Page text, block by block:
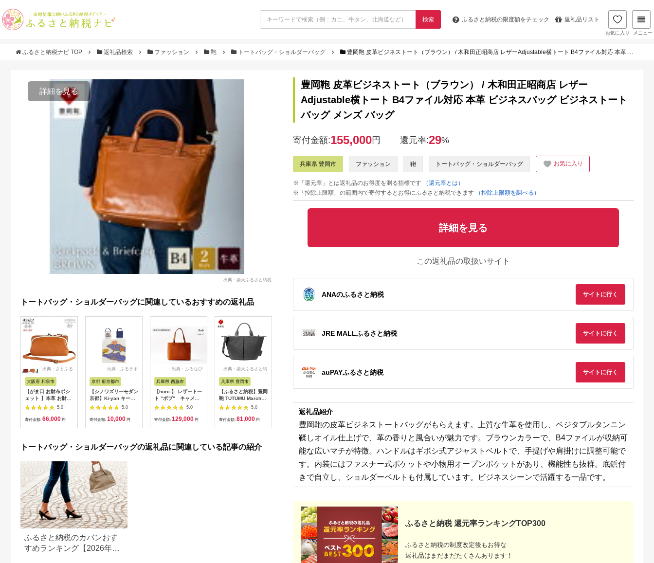
検索 ふるさと納税の限度額をチェック 返礼品リスト
お気に入り メニュー
ふるさと納税ナビ TOP 返礼品検索 ファッション 鞄 トートバッグ・ショルダーバッグ 豊岡鞄 皮革ビジネストート（ブラウン） / 木和田正昭商店 レザーAdjustable横トート B4ファイル対応 本革 ビジネスバッグ ビジネストートバッグ メンズ バッグ
詳細を見る
出典：楽天ふるさと納税
トートバッグ・ショルダーバッグに関連しているおすすめの返礼品
出典：さとふる
大阪府 和泉市
【がま口 お財布ポシ
ェット 】本革 お財布
ショルダー ショルダ
ーバッグ【aw-17nns-
CA】
5.0
寄付金額: 66,000 円
出典：ふるラボ
京都 府京都市
【シノワズリーモダン
京都】Ki-yan キーヤ
ンカットワーク刺繍
防水・撥水トートバッ
グ 蓮花・ホワイト［
トワーク刺繍 おしゃ
れ 人気 おすすめ レデ
レゼント お取り寄せ
通販 送料無料 ふるさ
と納税 ］
5.0
寄付金額: 10,000 円
出典：ふるなび
兵庫県 西脇市
【horii.】 レザートー
ト ”ボブ” キャメ
ル 129-8
5.0
寄付金額: 129,000 円
出典：楽天ふるさと納
兵庫県 豊岡市
【ふるさと納税】豊岡
鞄 TUTUMU Marche
XS SD（S3600）グ
レー / レディース ミ
ニトートバッグ ショ
5.0
寄付金額: 81,000 円
出典：ふるさとチョイ
ス
全6色【かばん ファッ
5.0
66,000
出典：楽天ふるさと納
レディース マザーズ
多収納 シンプル おし
寄付金額: 31,000
出典：ふるさとチョイ
岡山県 西粟倉村
円
出典：ふるさとチョ
大阪府 忠岡町
トートバッグ・ショルダーバッグの返礼品に関連している記事の紹介
ふるさと納税のカバンおす
すめランキング【2026年】
豊岡鞄 皮革ビジネストート（ブラウン） / 木和田正昭商店 レザー
Adjustable横トート B4ファイル対応 本革 ビジネスバッグ ビジネストート
バッグ メンズ バッグ
寄付金額:155,000円 還元率:29%
兵庫県 豊岡市 ファッション 鞄 トートバッグ・ショルダーバッグ お気に入り
※「還元率」とは返礼品のお得度を測る指標です
（還元率とは）
※「控除上限額」の範囲内で寄付するとお得にふるさと納税できます
（控除上限額を調べる）
詳細を見る
この返礼品の取扱いサイト
ANAのふるさと納税 サイトに行く
JRE MALLふるさと納税 サイトに行く
auPAYふるさと納税 サイトに行く
返礼品紹介
豊岡鞄の皮革ビジネストートバッグがもらえます。上質な牛革を使用し、ベジタブルタンニン
鞣しオイル仕上げで、革の香りと風合いが魅力です。ブラウンカラーで、B4ファイルが収納可
能な広いマチが特徴。ハンドルはギボシ式アジャストベルトで、手提げや肩掛けに調整可能で
す。内装にはファスナー式ポケットや小物用オープンポケットがあり、機能性も抜群。底鋲付
きで自立し、ショルダーベルトも付属しています。ビジネスシーンで活躍する一品です。
ふるさと納税 還元率ランキングTOP300
ふるさと納税の制度改定後もお得な
返礼品はまだまだたくさんあります！